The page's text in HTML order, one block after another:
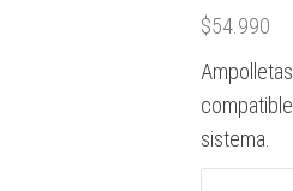
$54.990
sistema.